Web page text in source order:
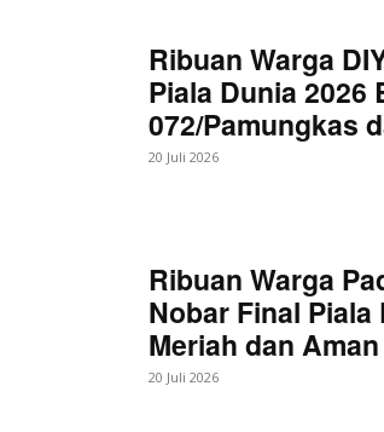
Ribuan Warga
Piala Dunia 2026
072/Pamungkas
20 Juli 2026
Ribuan Warga
Nobar Final
Meriah dan Aman
20 Juli 2026